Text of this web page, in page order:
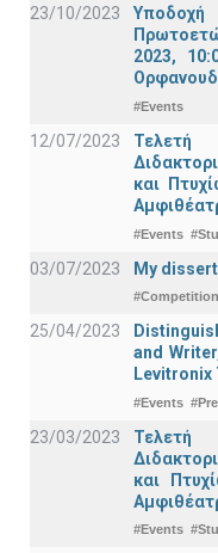
23/10/2023
Υποδοχή
2023,
#Events
12/07/2023
και
#Events
03/07/2023 My
25/04/2023
and
Levitronix
#Events
23/03/2023
και
#Events